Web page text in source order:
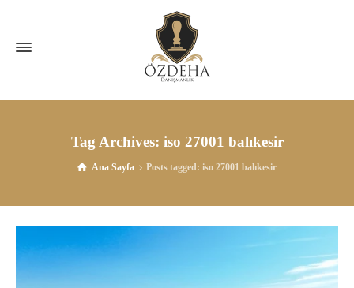
Tag Archives: iso 27001 balıkesir
Ana Sayfa Posts tagged: iso 27001 balıkesir